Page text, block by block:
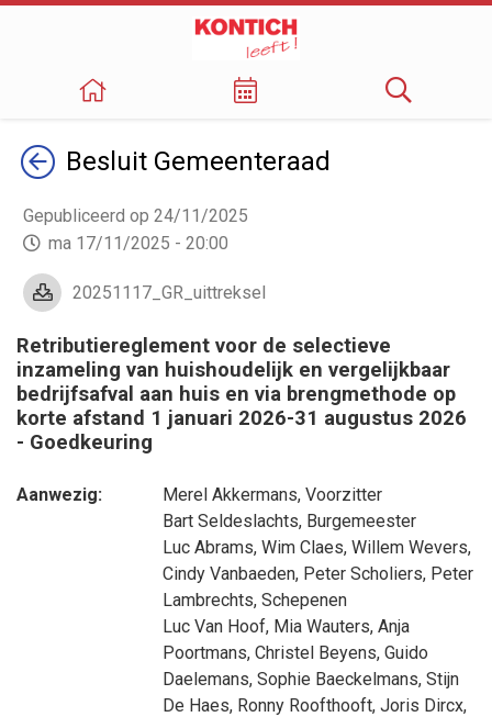
TerugBesluit Gemeenteraad
Gepubliceerd op 24/11/2025
ma 17/11/2025 - 20:00
20251117_GR_uittreksel
Retributiereglement voor de selectieve
inzameling van huishoudelijk en vergelijkbaar
bedrijfsafval aan huis en via brengmethode op
korte afstand 1 januari 2026-31 augustus 2026
- Goedkeuring
Aanwezig: Merel Akkermans, Voorzitter
Bart Seldeslachts, Burgemeester
Luc Abrams, Wim Claes, Willem Wevers,
Cindy Vanbaeden, Peter Scholiers, Peter
Lambrechts, Schepenen
Luc Van Hoof, Mia Wauters, Anja
Poortmans, Christel Beyens, Guido
Daelemans, Sophie Baeckelmans, Stijn
De Haes, Ronny Roofthooft, Joris Dircx,